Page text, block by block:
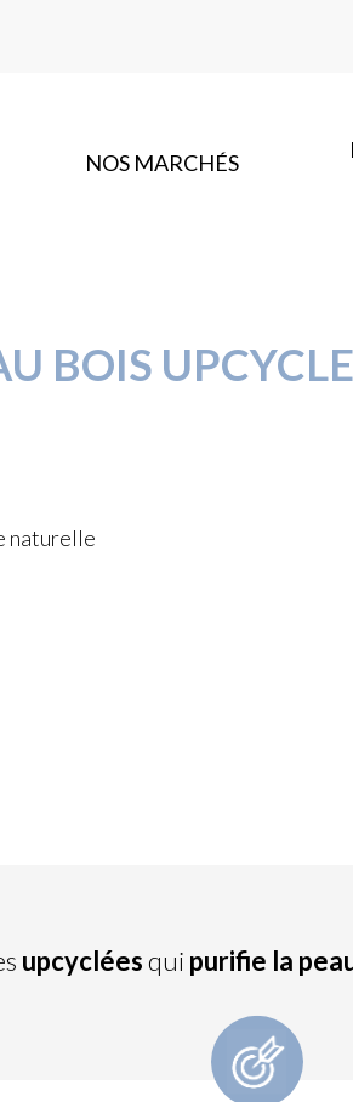
NOS MARCHÉS
BOIS UPCYCLE
naturelle
upcycléesqui purifie la